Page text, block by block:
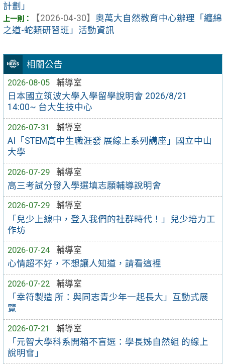
相關公告
2026-08-05
輔導室
日本國立筑波大學入學留學說明會 2026/8/21
14:00~ 台大生技中心
2026-07-31
輔導室
AI「STEM高中生職涯發 展線上系列講座」國立中山
大學
2026-07-29
輔導室
高三考試分發入學選填志願輔導說明會
2026-07-29
輔導室
「兒少上線中，登入我們的社群時代！」兒少培力工
作坊
2026-07-24
輔導室
心情超不好，不想讓人知道，請看這裡
2026-07-22
輔導室
「幸符製造 所：與同志青少年一起長大」互動式展
覽
2026-07-21
輔導室
「元智大學科系開箱不盲選：學長姊自然組 的線上
說明會」
計劃」
【2026-04-30】 奧萬大自然教育中心辦理「纏綿
之道-蛇類研習班」活動資訊